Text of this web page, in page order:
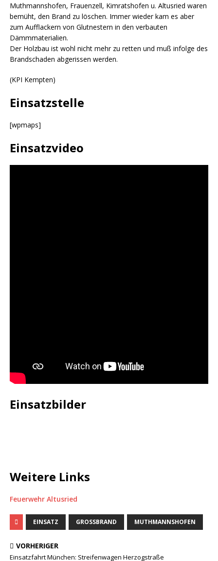
Muthmannshofen, Frauenzell, Kimratshofen u. Altusried waren
bemüht, den Brand zu löschen. Immer wieder kam es aber
zum Aufflackern von Glutnestern in den verbauten
Dämmmaterialien.
Der Holzbau ist wohl nicht mehr zu retten und muß infolge des
Brandschaden abgerissen werden.
(KPI Kempten)
Einsatzstelle
[wpmaps]
Einsatzvideo
Einsatzbilder
Weitere Links
Feuerwehr Altusried
EINSATZ GROSSBRAND MUTHMANNSHOFEN
VORHERIGER
Einsatzfahrt München: Streifenwagen Herzogstraße